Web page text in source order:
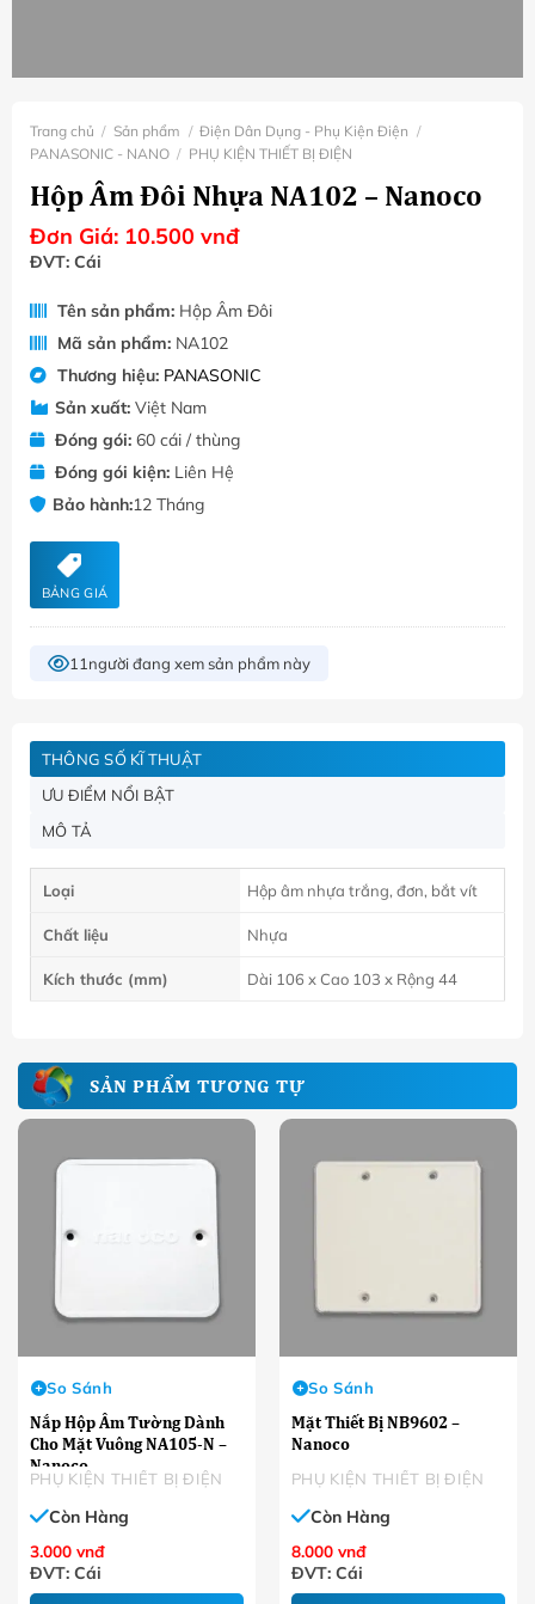
Trang chủ / Sản phẩm / Điện Dân Dụng - Phụ Kiện Điện /
PANASONIC - NANO / PHỤ KIỆN THIẾT BỊ ĐIỆN
Hộp Âm Đôi Nhựa NA102 – Nanoco
Đơn Giá: 10.500 vnđ
ĐVT: Cái
Tên sản phẩm:Hộp Âm Đôi
Mã sản phẩm:NA102
Thương hiệu: PANASONIC
Sản xuất:Việt Nam
Đóng gói:60 cái / thùng
Đóng gói kiện:Liên Hệ
Bảo hành:12 Tháng
BẢNG GIÁ
11người đang xem sản phẩm này
THÔNG SỐ KĨ THUẬT
ƯU ĐIỂM NỔI BẬT
MÔ TẢ
Loại Hộp âm nhựa trắng, đơn, bắt vít
Chất liệu Nhựa
Kích thước (mm) Dài 106 x Cao 103 x Rộng 44
SẢN PHẨM TƯƠNG TỰ
PHỤ KIỆN THIẾT BỊ ĐIỆN
Nắp Hộp Âm Tường Dành
Cho Mặt Vuông NA105-N –
Nanoco
So Sánh
Còn Hàng
3.000 vnđ
ĐVT: Cái
PHỤ KIỆN THIẾT BỊ ĐIỆN
Mặt Thiết Bị NB9602 –
Nanoco
So Sánh
Còn Hàng
8.000 vnđ
ĐVT: Cái